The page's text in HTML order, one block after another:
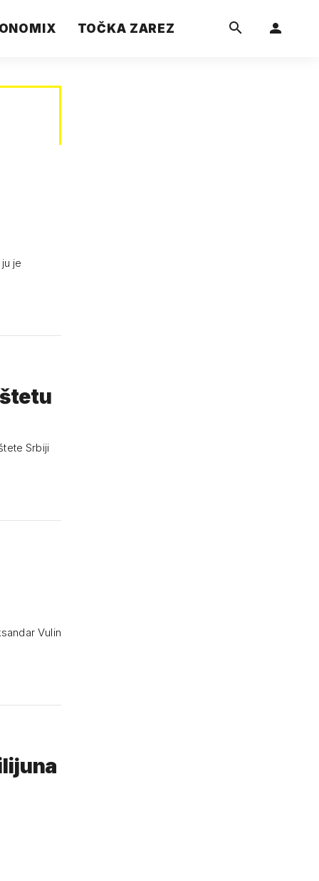
TOČKA ZAREZ
je
Srbiji
Vulin